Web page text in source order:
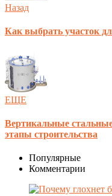
Назад
Как выбрать участок
ЕЩЕ
Вертикальные
этапы строительства
Популярные
Комментарии